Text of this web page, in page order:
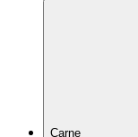
Carne